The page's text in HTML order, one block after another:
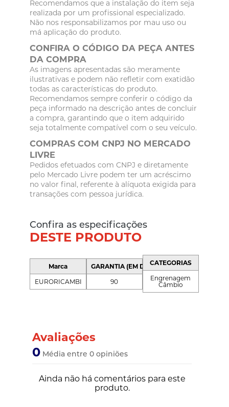
Recomendamos que a instalação do item seja
realizada por um profissional especializado.
Não nos responsabilizamos por mau uso ou
má aplicação do produto.
CONFIRA O CÓDIGO DA PEÇA ANTES
DA COMPRA
As imagens apresentadas são meramente
ilustrativas e podem não refletir com exatidão
todas as características do produto.
Recomendamos sempre conferir o código da
peça informado na descrição antes de concluir
a compra, garantindo que o item adquirido
seja totalmente compatível com o seu veículo.
COMPRAS COM CNPJ NO MERCADO
LIVRE
Pedidos efetuados com CNPJ e diretamente
pelo Mercado Livre podem ter um acréscimo
no valor final, referente à alíquota exigida para
transações com pessoa jurídica.
Confira as especificações
DESTE PRODUTO
Marca
EURORICAMBI
GARANTIA (EM DIAS)
90
CATEGORIAS
Engrenagem
Câmbio
Avaliações
0 Média entre 0 opiniões
Ainda não há comentários para este
produto.